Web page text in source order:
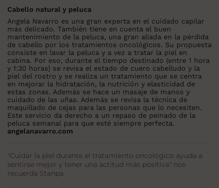
Cabello natural y peluca
Angela Navarro es una gran experta en el cuidado capilar
más delicado. También tiene en cuenta el buen
mantenimiento de la peluca, una gran aliada en la pérdida
de cabello por los tratamientos oncológicos. Su propuesta
consiste en lavar la peluca y a vez a tratar la piel en
cabina. Por eso, durante el tiempo destinado (entre 1 hora
y 1:30 horas) se revisa el estado de cuero cabelludo y la
piel del rostro y se realiza un tratamiento que se centra
en mejorar la hidratación, la nutrición y elasticidad de
estas zonas. Además se hace un masaje de manos y
cuidado de las uñas. Además se revisa la técnica de
maquillado de cejas para las personas que lo necesiten.
Este servicio da derecho a un repaso de peinado de la
peluca semanal para que esté siempre perfecta.
angelanavarro.com
"Cuidar la piel durante el tratamiento oncológico ayuda a
sentirse mejor y tener una actitud más positiva" nos
recuerda Stanpa